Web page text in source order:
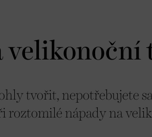
velikonoční
tvořit, nepotřebujete
roztomilé nápady na